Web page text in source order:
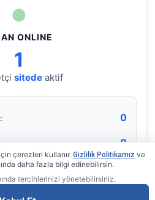
●
ONLINE
1
sitede aktif
0
0
zamanlı sayaç
çerezleri kullanır. Gizlilik Politikamız ve
daha fazla bilgi edinebilirsin.
tercihlerinizi yönetebilirsiniz.